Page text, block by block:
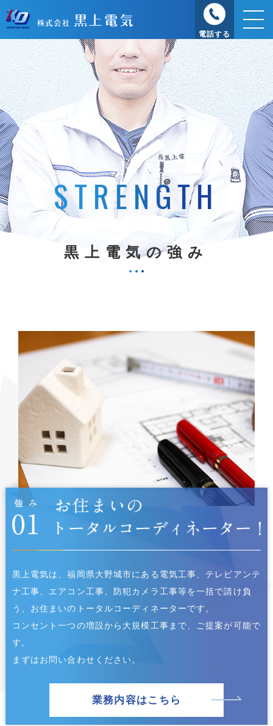
電話する
STRENGTH
黒上電気の強み
黒上電気は、福岡県大野城市にある電気工事、テレビアンテ
ナ工事、エアコン工事、防犯カメラ工事等を一括で請け負
う、お住まいのトータルコーディネーターです。
コンセント一つの増設から大規模工事まで、ご提案が可能で
す。
まずはお問い合わせください。
業務内容はこちら